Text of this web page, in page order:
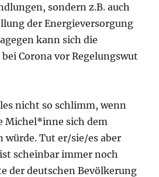
sondern z.B. auch
der Energieversorgung
kann sich die
Corona vor Regelungswut
nicht so schlimm, wenn
Michel*inne sich dem
würde. Tut er/sie/es aber
scheinbar immer noch
der deutschen Bevölkerung